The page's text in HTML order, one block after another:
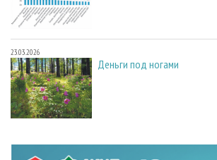
23.03.2026
Деньги под ногами